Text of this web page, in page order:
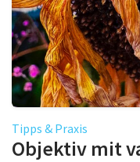
Tipps & Praxis
Objektiv mit